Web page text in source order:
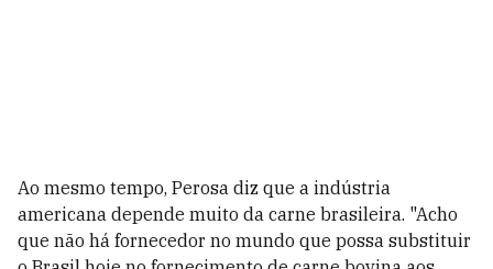
Ao mesmo tempo, Perosa diz que a indústria
americana depende muito da carne brasileira. "Acho
que não há fornecedor no mundo que possa substituir